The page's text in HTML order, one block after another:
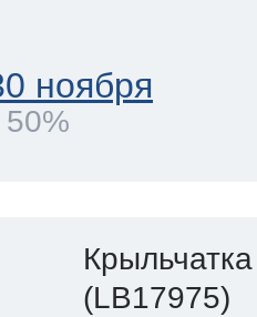
ноября
(LB17975)